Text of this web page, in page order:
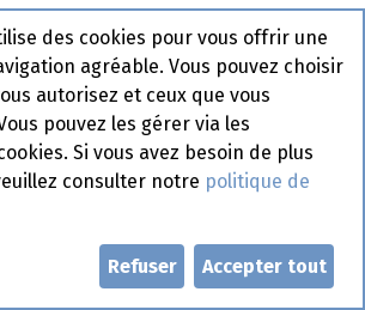
Coeur 16 x 95 gr
compte
des cookies pour vous offrir une
agréable. Vous pouvez choisir
autorisez et ceux que vous
pouvez les gérer via les
Si vous avez besoin de plus
consulter notre politique de
Refuser Accepter tout